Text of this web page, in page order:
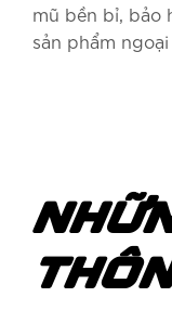
mũ bền bỉ, bảo
sản phẩm